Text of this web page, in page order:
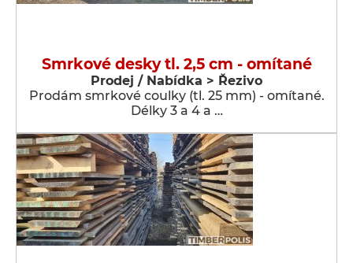
Smrkové desky tl. 2,5 cm - omítané
Prodej / Nabídka > Řezivo
Prodám smrkové coulky (tl. 25 mm) - omítané.
Délky 3 a 4 a …